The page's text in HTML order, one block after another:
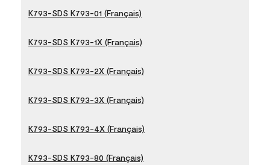
K793-SDS K793-01 (Français)
K793-SDS K793-1X (Français)
K793-SDS K793-2X (Français)
K793-SDS K793-3X (Français)
K793-SDS K793-4X (Français)
K793-SDS K793-80 (Français)